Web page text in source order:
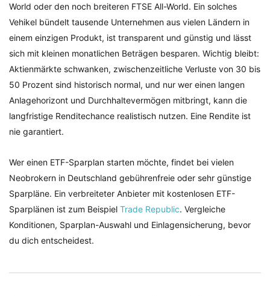
World oder den noch breiteren FTSE All-World. Ein solches
Vehikel bündelt tausende Unternehmen aus vielen Ländern in
einem einzigen Produkt, ist transparent und günstig und lässt
sich mit kleinen monatlichen Beträgen besparen. Wichtig bleibt:
Aktienmärkte schwanken, zwischenzeitliche Verluste von 30 bis
50 Prozent sind historisch normal, und nur wer einen langen
Anlagehorizont und Durchhaltevermögen mitbringt, kann die
langfristige Renditechance realistisch nutzen. Eine Rendite ist
nie garantiert.
Wer einen ETF-Sparplan starten möchte, findet bei vielen
Neobrokern in Deutschland gebührenfreie oder sehr günstige
Sparpläne. Ein verbreiteter Anbieter mit kostenlosen ETF-
Sparplänen ist zum Beispiel Trade Republic. Vergleiche
Konditionen, Sparplan-Auswahl und Einlagensicherung, bevor
du dich entscheidest.